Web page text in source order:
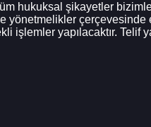
hukuksal şikayetler
yönetmelikler çerçevesinde
işlemler yapılacaktır. Telif